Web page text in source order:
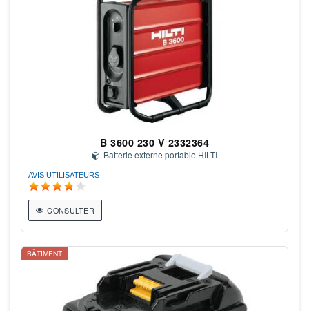
B 3600 230 V 2332364
Batterie externe portable HILTI
AVIS UTILISATEURS
CONSULTER
BÂTIMENT